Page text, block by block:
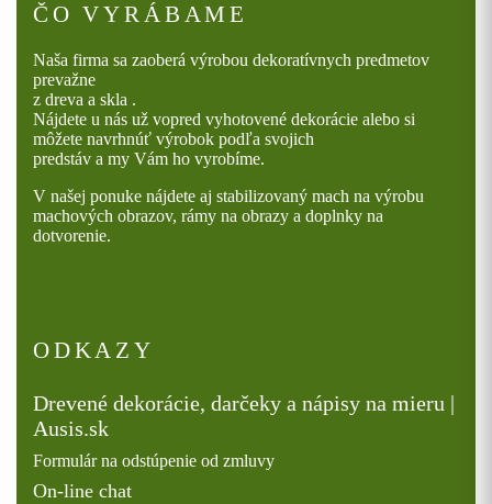
ČO VYRÁBAME
Naša firma sa zaoberá výrobou dekoratívnych predmetov
prevažne
z dreva a skla .
Nájdete u nás už vopred vyhotovené dekorácie alebo si
môžete navrhnúť výrobok podľa svojich
predstáv a my Vám ho vyrobíme.
V našej ponuke nájdete aj stabilizovaný mach na výrobu
machových obrazov, rámy na obrazy a doplnky na
dotvorenie.
ODKAZY
Drevené dekorácie, darčeky a nápisy na mieru |
Ausis.sk
Formulár na odstúpenie od zmluvy
On-line chat